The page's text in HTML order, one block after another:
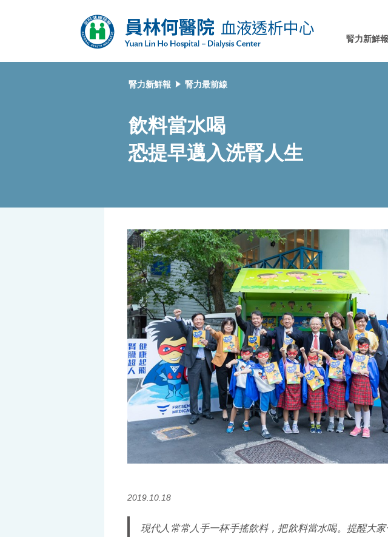
腎力新鮮報
腎力新鮮報 腎力最前線
飲料當水喝
恐提早邁入洗腎人生
2019.10.18
現代人常常人手一杯手搖飲料，把飲料當水喝。提醒大